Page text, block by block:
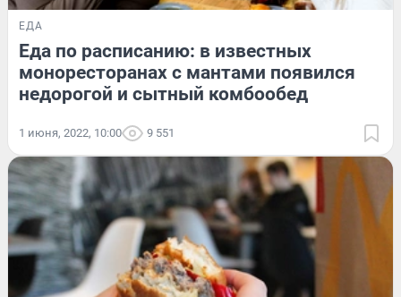
ЕДА
Еда по расписанию: в известных
моноресторанах с мантами появился
недорогой и сытный комбообед
1 июня, 2022, 10:00 9 551